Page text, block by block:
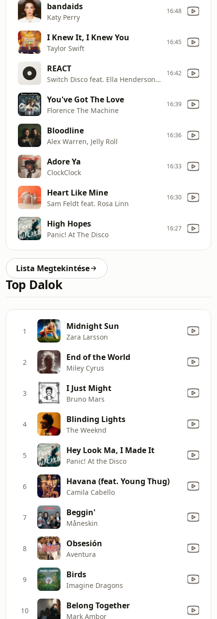
bandaids
Katy Perry
16:48
I Knew It, I Knew You
Taylor Swift
16:45
REACT
Switch Disco feat. Ella Henderson & Robert Miles
16:42
You've Got The Love
Florence The Machine
16:39
Bloodline
Alex Warren, Jelly Roll
16:36
Adore Ya
ClockClock
16:33
Heart Like Mine
Sam Feldt feat. Rosa Linn
16:30
High Hopes
Panic! At The Disco
16:27
Lista Megtekintése
Top Dalok
1 Midnight Sun
Zara Larsson
2 End of the World
Miley Cyrus
3 I Just Might
Bruno Mars
4 Blinding Lights
The Weeknd
5 Hey Look Ma, I Made It
Panic! At the Disco
6 Havana (feat. Young Thug)
Camila Cabello
7 Beggin'
Måneskin
8 Obsesión
Aventura
9 Birds
Imagine Dragons
10 Belong Together
Mark Ambor